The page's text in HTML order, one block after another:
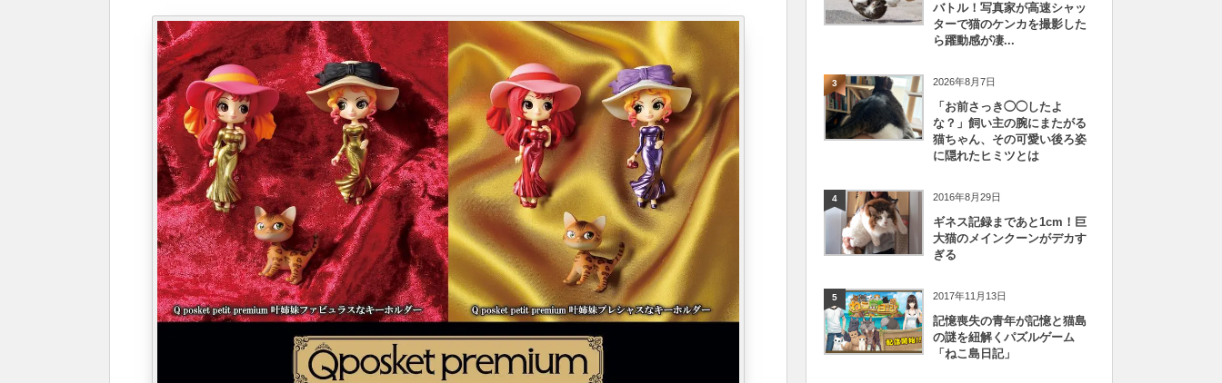
バトル！写真家が高速シャッ
ターで猫のケンカを撮影した
ら躍動感が凄...
3 2026年8月7日
「お前さっき◯◯したよ
な？」飼い主の腕にまたがる
猫ちゃん、その可愛い後ろ姿
に隠れたヒミツとは
4 2016年8月29日
ギネス記録まであと1cm！巨
大猫のメインクーンがデカす
ぎる
5 2017年11月13日
記憶喪失の青年が記憶と猫島
の謎を紐解くパズルゲーム
「ねこ島日記」